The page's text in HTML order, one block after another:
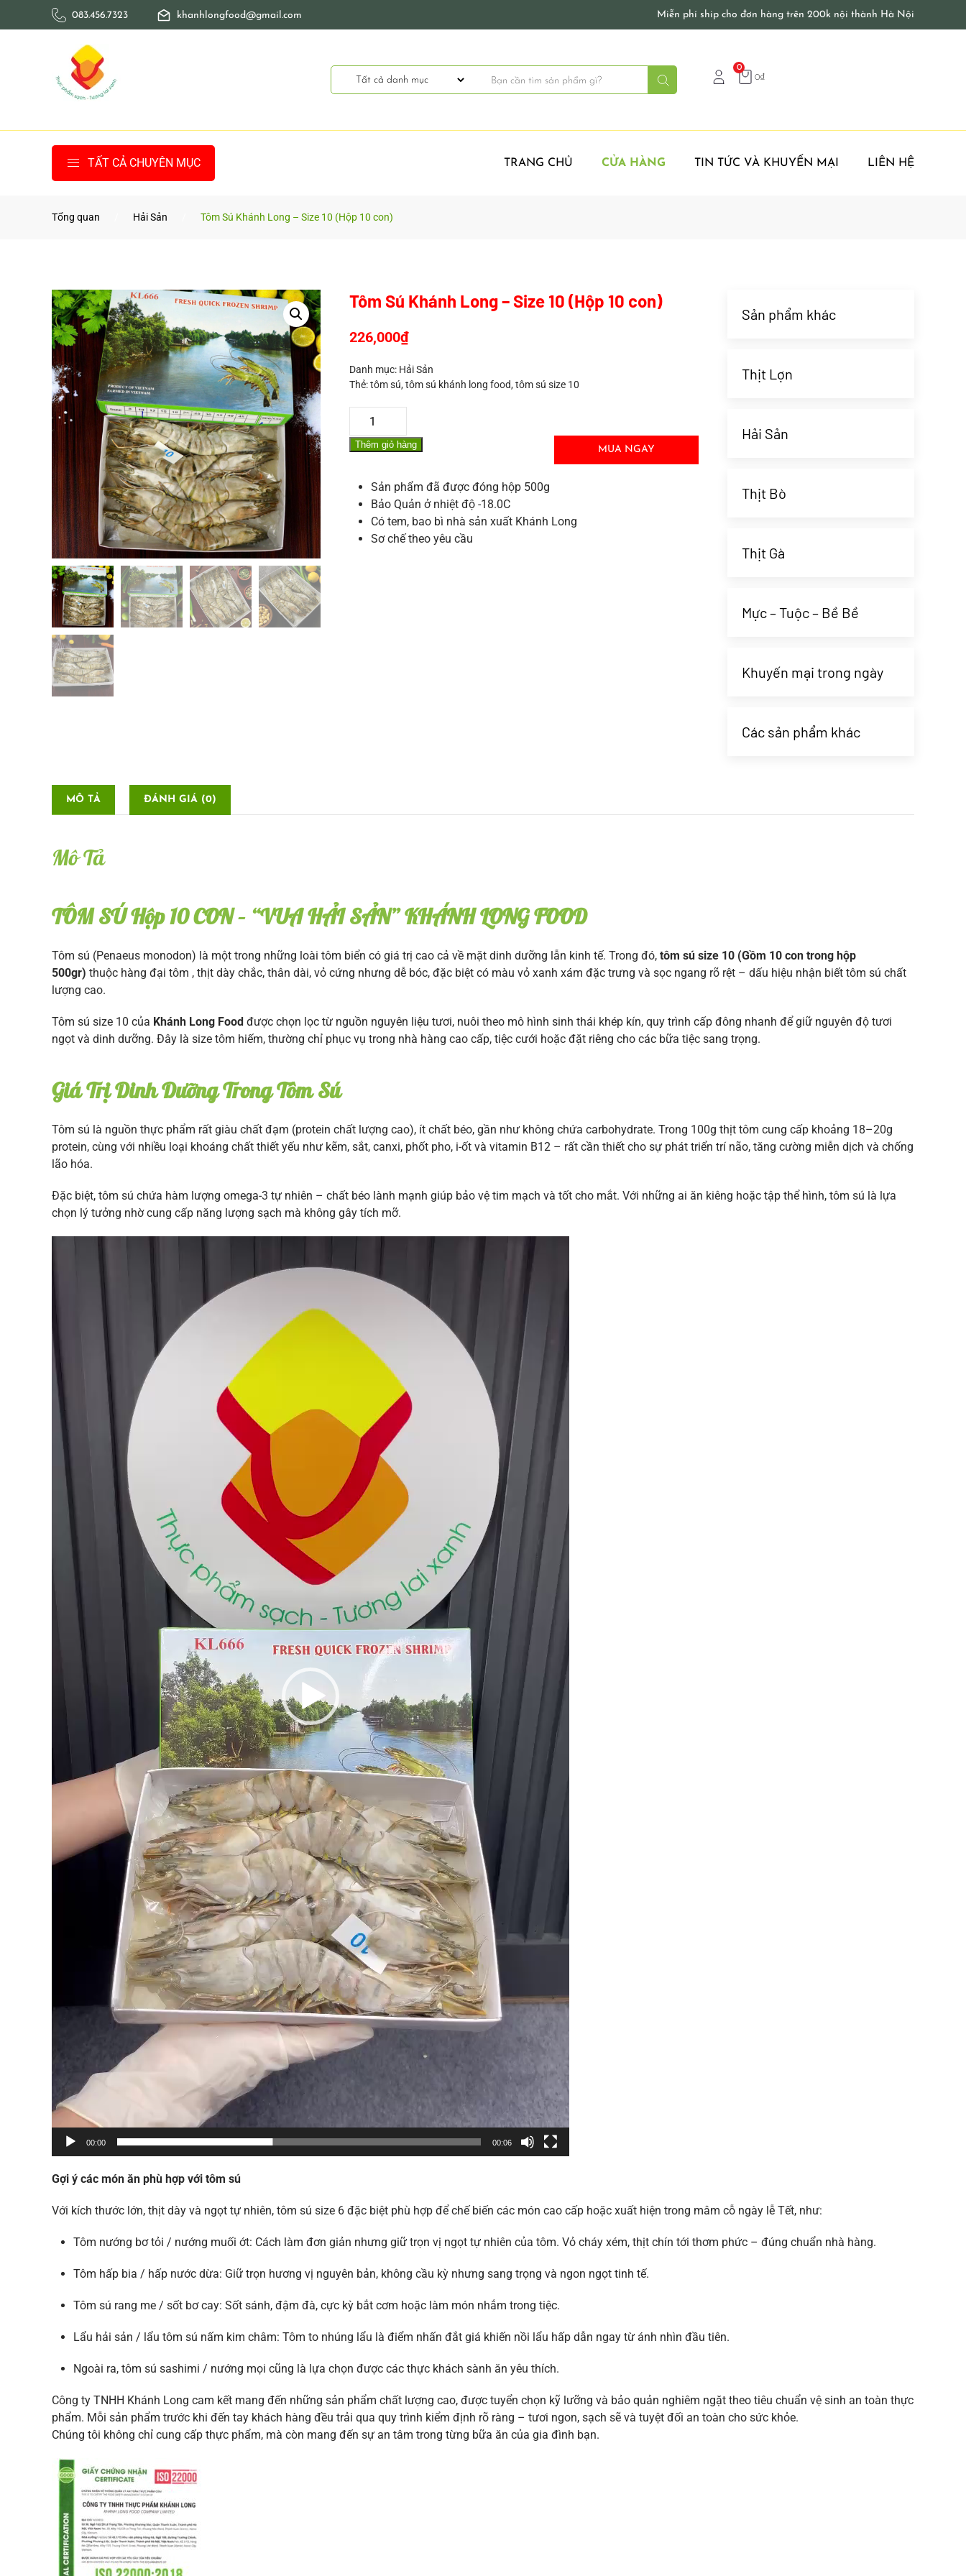
Skip to main content
083.456.7323 khanhlongfood@gmail.com Miễn phí ship cho đơn hàng trên 200k nội thành Hà Nội
0
0₫
TẤT CẢ CHUYÊN MỤC TRANG CHỦ CỬA HÀNG TIN TỨC VÀ KHUYẾN MẠI LIÊN HỆ
Tổng quan Hải Sản Tôm Sú Khánh Long – Size 10 (Hộp 10 con)
Tôm Sú Khánh Long – Size 10 (Hộp 10 con)
226,000₫
Danh mục: Hải Sản
Thẻ:tôm sú,tôm sú khánh long food,tôm sú size 10
Tôm
Sú
Khánh
Size
10
(Hộp
Thêm giỏ hàng MUA NGAY
Sản phẩm đã được đóng hộp 500g
Bảo Quản ở nhiệt độ -18.0C
Có tem, bao bì nhà sản xuất Khánh Long
Sơ chế theo yêu cầu
Sản phẩm khác
Thịt Lợn
Hải Sản
Thịt Bò
Thịt Gà
Mực – Tuộc – Bề Bề
Khuyến mại trong ngày
Các sản phẩm khác
MÔ TẢ ĐÁNH GIÁ (0)
Mô Tả
TÔM SÚ Hộp 10 CON – “VUA HẢI SẢN” KHÁNH LONG FOOD
Tôm sú (Penaeus monodon) là một trong những loài tôm biển có giá trị cao cả về mặt dinh dưỡng lẫn kinh tế. Trong đó, tôm sú size 10 (Gồm 10 con trong hộp
500gr) thuộc hàng đại tôm , thịt dày chắc, thân dài, vỏ cứng nhưng dễ bóc, đặc biệt có màu vỏ xanh xám đặc trưng và sọc ngang rõ rệt – dấu hiệu nhận biết tôm sú chất
lượng cao.
Tôm sú size 10 của Khánh Long Food được chọn lọc từ nguồn nguyên liệu tươi, nuôi theo mô hình sinh thái khép kín, quy trình cấp đông nhanh để giữ nguyên độ tươi
ngọt và dinh dưỡng. Đây là size tôm hiếm, thường chỉ phục vụ trong nhà hàng cao cấp, tiệc cưới hoặc đặt riêng cho các bữa tiệc sang trọng.
Giá Trị Dinh Dưỡng Trong Tôm Sú
Tôm sú là nguồn thực phẩm rất giàu chất đạm (protein chất lượng cao), ít chất béo, gần như không chứa carbohydrate. Trong 100g thịt tôm cung cấp khoảng 18–20g
protein, cùng với nhiều loại khoáng chất thiết yếu như kẽm, sắt, canxi, phốt pho, i-ốt và vitamin B12 – rất cần thiết cho sự phát triển trí não, tăng cường miễn dịch và chống
lão hóa.
Đặc biệt, tôm sú chứa hàm lượng omega-3 tự nhiên – chất béo lành mạnh giúp bảo vệ tim mạch và tốt cho mắt. Với những ai ăn kiêng hoặc tập thể hình, tôm sú là lựa
chọn lý tưởng nhờ cung cấp năng lượng sạch mà không gây tích mỡ.
00:00 00:06
Gợi ý các món ăn phù hợp với tôm sú
Với kích thước lớn, thịt dày và ngọt tự nhiên, tôm sú size 6 đặc biệt phù hợp để chế biến các món cao cấp hoặc xuất hiện trong mâm cỗ ngày lễ Tết, như:
Tôm nướng bơ tỏi / nướng muối ớt: Cách làm đơn giản nhưng giữ trọn vị ngọt tự nhiên của tôm. Vỏ cháy xém, thịt chín tới thơm phức – đúng chuẩn nhà hàng.
Tôm hấp bia / hấp nước dừa: Giữ trọn hương vị nguyên bản, không cầu kỳ nhưng sang trọng và ngon ngọt tinh tế.
Tôm sú rang me / sốt bơ cay: Sốt sánh, đậm đà, cực kỳ bắt cơm hoặc làm món nhắm trong tiệc.
Lẩu hải sản / lẩu tôm sú nấm kim châm: Tôm to nhúng lẩu là điểm nhấn đắt giá khiến nồi lẩu hấp dẫn ngay từ ánh nhìn đầu tiên.
Ngoài ra, tôm sú sashimi / nướng mọi cũng là lựa chọn được các thực khách sành ăn yêu thích.
Công ty TNHH Khánh Long cam kết mang đến những sản phẩm chất lượng cao, được tuyển chọn kỹ lưỡng và bảo quản nghiêm ngặt theo tiêu chuẩn vệ sinh an toàn thực
phẩm. Mỗi sản phẩm trước khi đến tay khách hàng đều trải qua quy trình kiểm định rõ ràng – tươi ngon, sạch sẽ và tuyệt đối an toàn cho sức khỏe.
Chúng tôi không chỉ cung cấp thực phẩm, mà còn mang đến sự an tâm trong từng bữa ăn của gia đình bạn.